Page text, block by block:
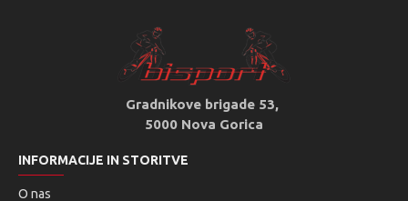
Gradnikove brigade 53,
5000 Nova Gorica
INFORMACIJE IN STORITVE
O nas